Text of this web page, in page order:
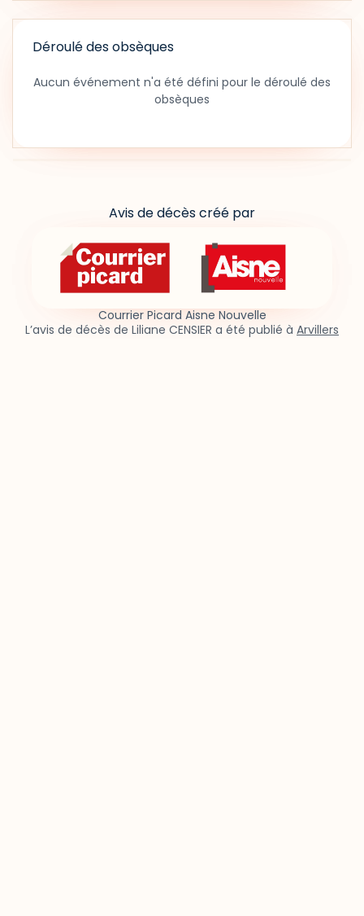
Déroulé des obsèques
Aucun événement n'a été défini pour le déroulé des
obsèques
Avis de décès créé par
Courrier Picard Aisne Nouvelle
L’avis de décès de Liliane CENSIER a été publié à Arvillers